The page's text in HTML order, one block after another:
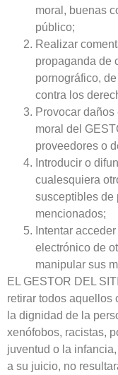
moral, buenas
público;
Realizar
propaganda de
pornográfico,
contra los
Provocar
moral del
proveedores o
Introducir o
cualesquiera
susceptibles de
mencionados;
Intentar
electrónico de
manipular sus
EL GESTOR DEL
retirar todos aquellos
la dignidad de la
xenófobos, racistas,
juventud o la
a su juicio, no